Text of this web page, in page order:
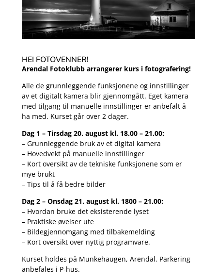
HEI FOTOVENNER!
Arendal Fotoklubb arrangerer kurs i fotografering!
Alle de grunnleggende funksjonene og innstillinger
av et digitalt kamera blir gjennomgått. Eget kamera
med tilgang til manuelle innstillinger er anbefalt å
ha med. Kurset går over 2 dager.
Dag 1 – Tirsdag 20. august kl. 18.00 – 21.00:
– Grunnleggende bruk av et digital kamera
– Hovedvekt på manuelle innstillinger
– Kort oversikt av de tekniske funksjonene som er
mye brukt
– Tips til å få bedre bilder
Dag 2 – Onsdag 21. august kl. 1800 – 21.00:
– Hvordan bruke det eksisterende lyset
– Praktiske øvelser ute
– Bildegjennomgang med tilbakemelding
– Kort oversikt over nyttig programvare.
Kurset holdes på Munkehaugen, Arendal. Parkering
anbefales i P-hus.